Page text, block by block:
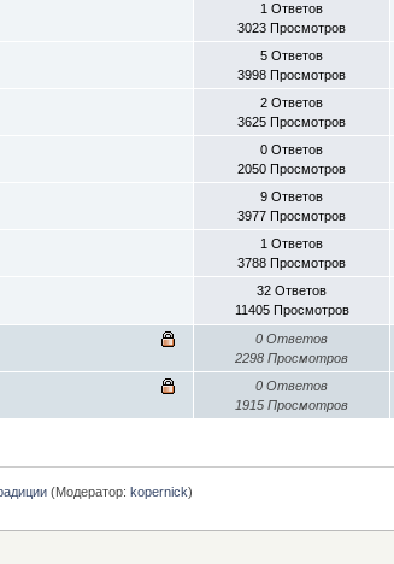
1 Ответов
3023 Просмотров
5 Ответов
3998 Просмотров
2 Ответов
3625 Просмотров
0 Ответов
2050 Просмотров
9 Ответов
3977 Просмотров
1 Ответов
3788 Просмотров
32 Ответов
11405 Просмотров
0 Ответов
2298 Просмотров
0 Ответов
1915 Просмотров
(Модератор:kopernick)